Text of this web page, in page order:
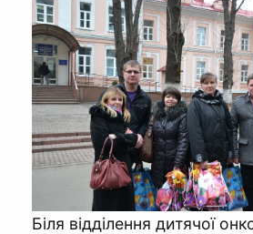
Біля відділення дитячої